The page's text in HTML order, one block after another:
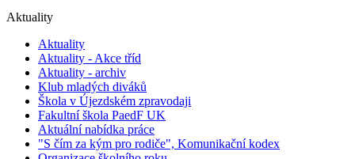
Aktuality
Aktuality
Aktuality - Akce tříd
Aktuality - archiv
Klub mladých diváků
Škola v Újezdském zpravodaji
Fakultní škola PaedF UK
Aktuální nabídka práce
"S čím za kým pro rodiče", Komunikační kodex